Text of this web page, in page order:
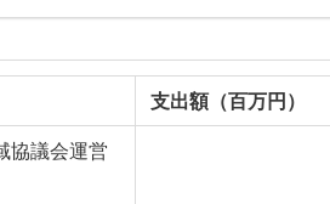
支出額（百万円）
協議会運営